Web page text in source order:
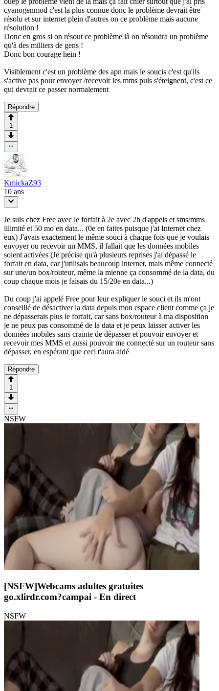
cyanogenmod c'est la plus connue donc le problème devrait être
résolu et sur internet plein d'autres on ce problème mais aucune
résolution !
Donc en gros si on résout ce problème là on résoudra un problème
qu'à des milliers de gens !
Donc bon courage hein !
Visiblement c'est un problème des apn mais le soucis c'est qu'ils
s'active pas pour envoyer /recevoir les mms puis s'éteignent, c'est ce
qui devrait ce passer normalement
Répondre
1
KmickaZ93
10 ans
Je suis chez Free avec le forfait à 2e avec 2h d'appels et sms/mms
illimité et 50 mo en data... (0e en faites puisque j'ai Internet chez
eux) J'avais exactement le même souci à chaque fois que je voulais
envoyer ou recevoir un MMS, il fallait que les données mobiles
soient activées (Je précise qu'à plusieurs reprises j'ai dépassé le
forfait en data, car j'utilisais beaucoup internet, mais même connecté
sur une/un box/routeur, même la mienne ça consommé de la data, du
coup chaque mois je faisais du 15/20e en data...)
Du coup j'ai appelé Free pour leur expliquer le souci et ils m'ont
conseillé de désactiver la data depuis mon espace client comme ça je
ne dépasserais plus le forfait, car sans box/routeur à ma disposition
je ne peux pas consommé de la data et je peux laisser activer les
données mobiles sans crainte de dépasser et pouvoir envoyer et
recevoir mes MMS et aussi pouvoir me connecté sur un routeur sans
dépasser, en espérant que ceci t'aura aidé
Répondre
1
NSFW
[NSFW]Webcams adultes gratuites
go.xlirdr.com?campai - En direct
NSFW